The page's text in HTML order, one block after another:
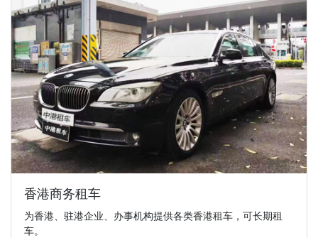
香港商务租车
为香港、驻港企业、办事机构提供各类香港租车，可长期租
车。